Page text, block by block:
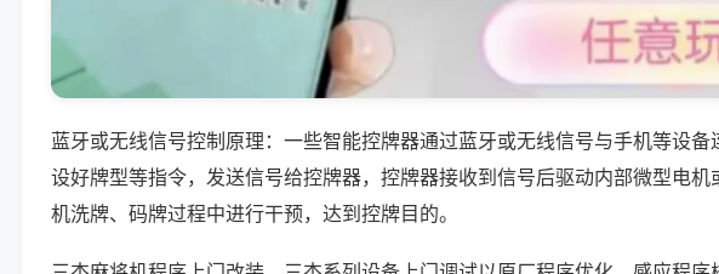
蓝牙或无线信号控制原理：一些智能控牌器通过蓝牙或无线信号与手机等设备
设好牌型等指令，发送信号给控牌器，控牌器接收到信号后驱动内部微型电机
机洗牌、码牌过程中进行干预，达到控牌目的。